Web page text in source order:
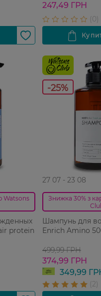
247,49 ГРН
Watsons
protein
-25%
27 07 - 23 08
Знижка 30% з
Шампунь для
Enrich Amino
499,99 ГРН
374,99 ГРН
349,99